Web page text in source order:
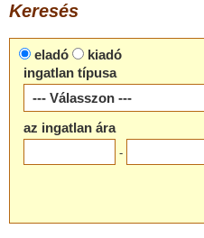
Keresés
eladó
kiadó
ingatlan típusa
az ingatlan ára
-